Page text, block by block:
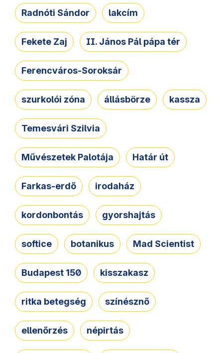
Radnóti Sándor lakcím
Fekete Zaj II. János Pál pápa tér
Ferencváros-Soroksár
szurkolói zóna állásbörze kassza
Temesvári Szilvia
Művészetek Palotája Határ út
Farkas-erdő irodaház
kordonbontás gyorshajtás
softice botanikus Mad Scientist
Budapest 150 kisszakasz
ritka betegség színésznő
ellenőrzés népirtás